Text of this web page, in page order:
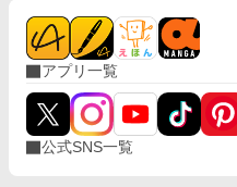
アプリ一覧
公式SNS一覧